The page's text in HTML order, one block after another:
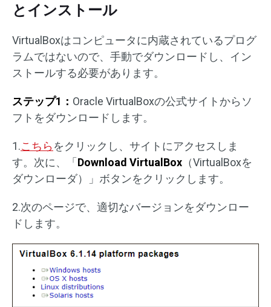
とインストール
VirtualBoxはコンピュータに内蔵されているプログ
ラムではないので、手動でダウンロードし、イン
ストールする必要があります。
ステップ1： Oracle VirtualBoxの公式サイトからソ
フトをダウンロードします。
1.こちら をクリックし、サイトにアクセスしま
す。次に、「Download VirtualBox （VirtualBoxを
ダウンローダ）」ボタンをクリックします。
2.次のページで、適切なバージョンをダウンロー
ドします。